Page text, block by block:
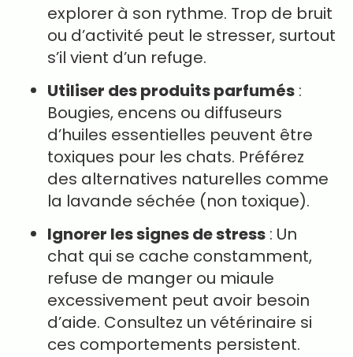
explorer à son rythme. Trop de bruit
ou d’activité peut le stresser, surtout
s’il vient d’un refuge.
Utiliser des produits parfumés :
Bougies, encens ou diffuseurs
d’huiles essentielles peuvent être
toxiques pour les chats. Préférez
des alternatives naturelles comme
la lavande séchée (non toxique).
Ignorer les signes de stress : Un
chat qui se cache constamment,
refuse de manger ou miaule
excessivement peut avoir besoin
d’aide. Consultez un vétérinaire si
ces comportements persistent.